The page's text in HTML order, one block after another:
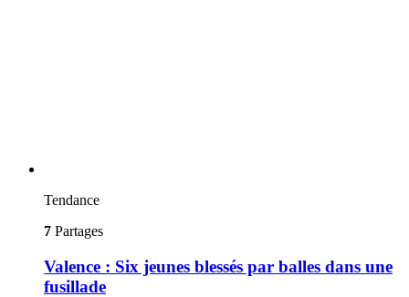
Tendance
7 Partages
Valence : Six jeunes blessés par balles dans une
fusillade